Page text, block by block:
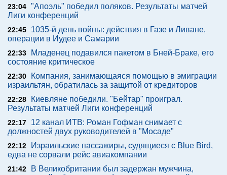
23:04 "Апоэль" победил поляков. Результаты матчей
Лиги конференций
22:45
1035-й день войны: действия в Газе и Ливане,
операции в Иудее и Самарии
22:33
Младенец подавился пакетом в Бней-Браке, его
состояние критическое
22:30
Компания, занимающаяся помощью в эмиграции
израильтян, обратилась за защитой от кредиторов
22:28
Киевляне победили. "Бейтар" проиграл.
Результаты матчей Лиги конференций
22:17
12 канал ИТВ: Роман Гофман снимает с
должностей двух руководителей в "Мосаде"
22:12
Израильские пассажиры, судящиеся с Blue Bird,
едва не сорвали рейс авиакомпании
21:42
В Великобритании был задержан мужчина,